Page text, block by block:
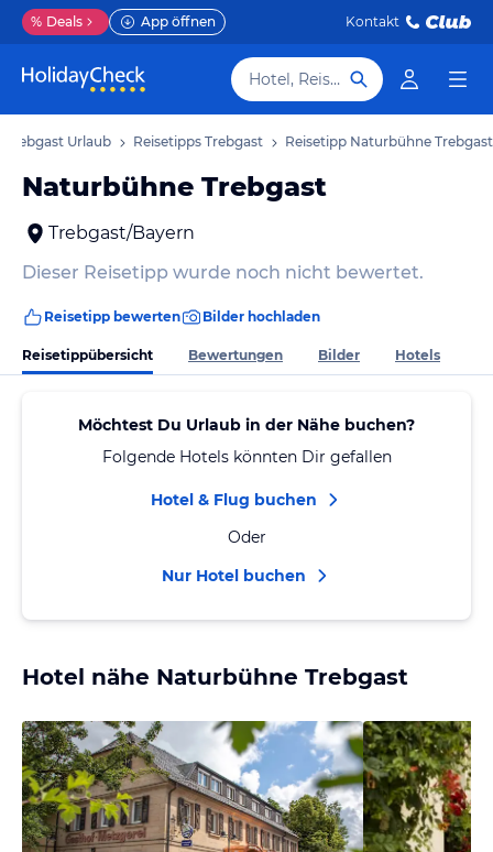
% Deals App öffnen Kontakt
Hotel, Reiseziel
Trebgast Urlaub Reisetipps Trebgast Reisetipp Naturbühne Trebgast
Naturbühne Trebgast
Trebgast/Bayern
Dieser Reisetipp wurde noch nicht bewertet.
Reisetipp bewerten Bilder hochladen
Reisetippübersicht Bewertungen Bilder Hotels
Möchtest Du Urlaub in der Nähe buchen?
Folgende Hotels könnten Dir gefallen
Hotel & Flug buchen
Oder
Nur Hotel buchen
Hotel nähe Naturbühne Trebgast